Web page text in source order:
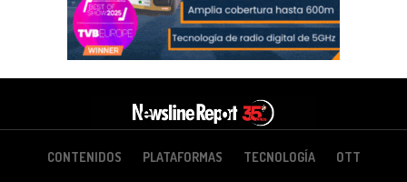
CONTENIDOS PLATAFORMAS TECNOLOGÍA OTT